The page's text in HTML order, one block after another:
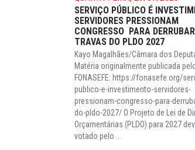
SERVIÇO PÚBLICO É
SERVIDORES PRESSIONAM
CONGRESSO PARA DERRUBAR
TRAVAS DO PLDO 2027
Kayo Magalhães/Câmara dos
Matéria originalmente publicada
FONASEFE: https://fonasefe.org/
publico-e-investimento-servidores-
pressionam-congresso-para-
do-pldo-2027/ O Projeto de Lei de
Orçamentárias (PLDO) para 2027
votado pelo ...